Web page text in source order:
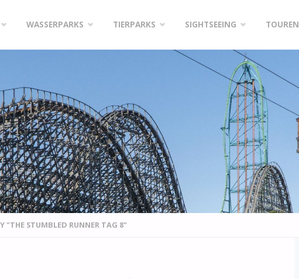
WASSERPARKS TIERPARKS SIGHTSEEING TOUREN
"THE STUMBLED RUNNER TAG 8"